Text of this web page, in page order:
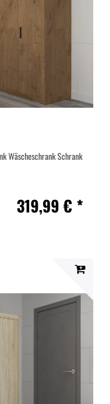
Wäscheschrank Schrank
319,99 € *